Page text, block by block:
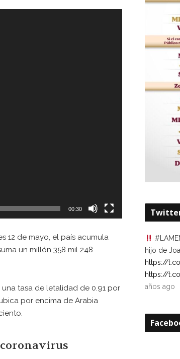
00:30
12 de mayo, el país acumula
un millón 358 mil 248
tasa de letalidad de 0.91 por
por encima de Arabia
hijo de
https://
https://
años ago